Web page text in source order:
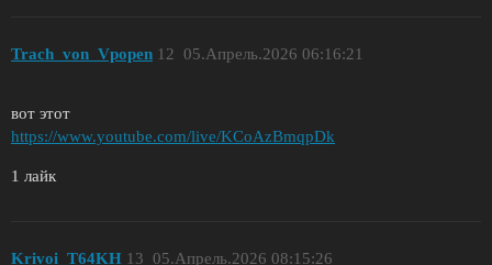
Trach_von_Vpopen 05.Апрель.2026 06:16:21
12
вот этот
https://www.youtube.com/live/KCoAzBmqpDk
1 лайк
Krivoi_T64KH 05.Апрель.2026 08:15:26
13